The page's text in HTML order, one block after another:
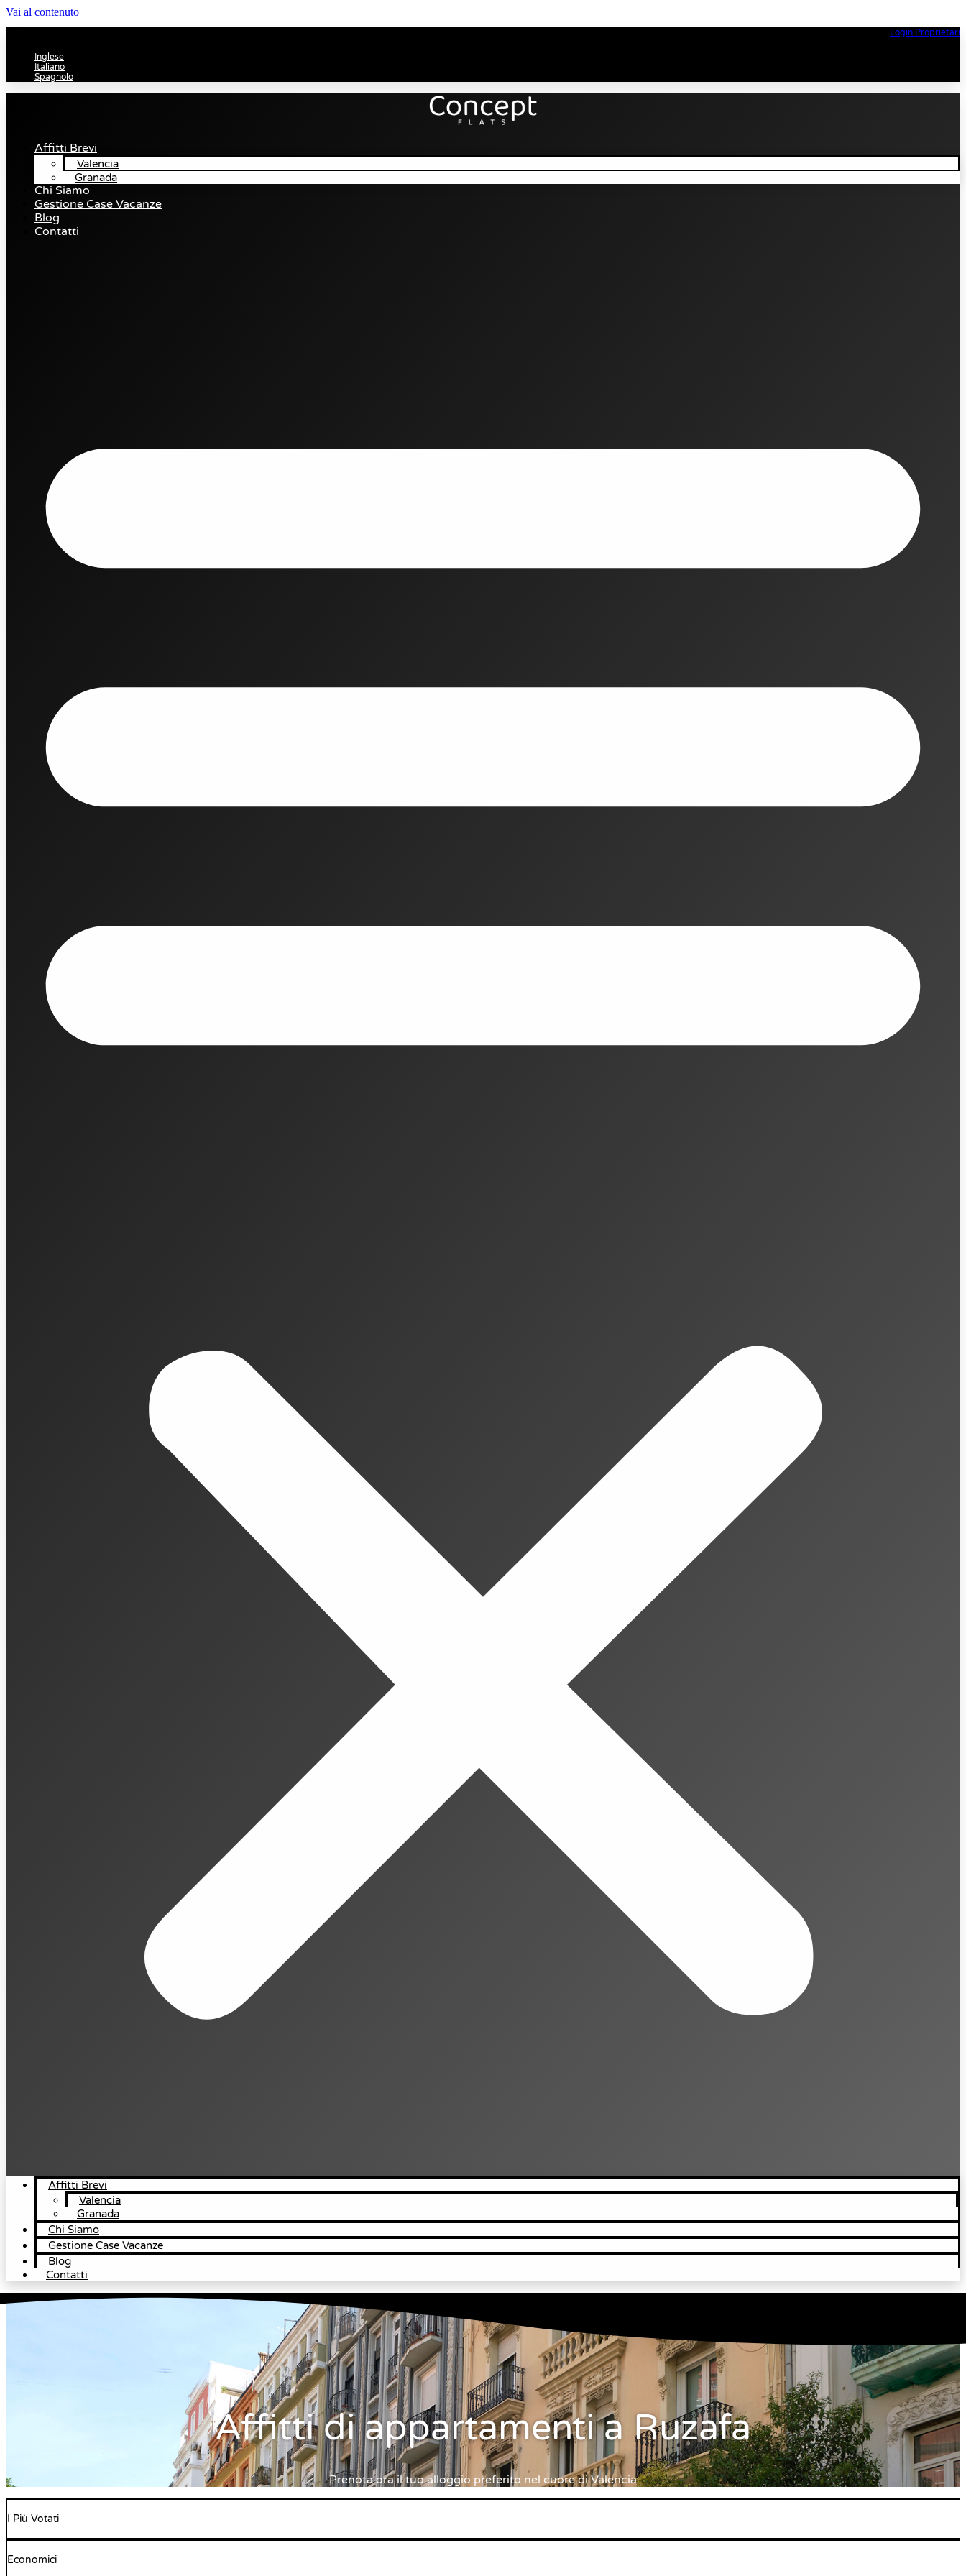
Vai al contenuto
Login Proprietari
Inglese
Italiano
Spagnolo
Affitti Brevi
Valencia
Granada
Chi Siamo
Gestione Case Vacanze
Blog
Contatti
Affitti Brevi
Valencia
Granada
Chi Siamo
Gestione Case Vacanze
Blog
Contatti
Affitti di appartamenti a Ruzafa
Prenota ora il tuo alloggio preferito nel cuore di Valencia
I Più Votati
Economici